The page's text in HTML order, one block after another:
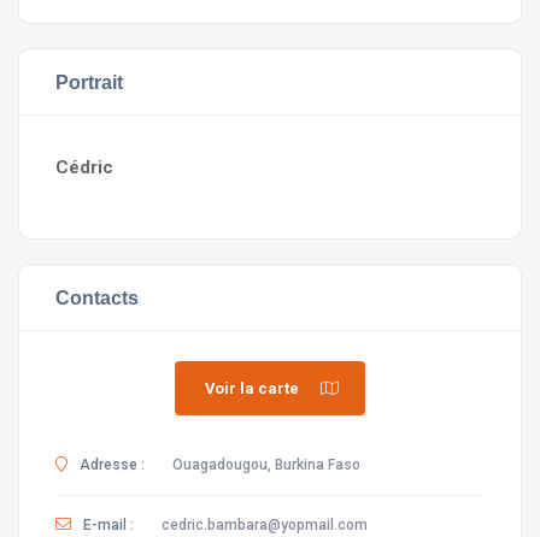
Portrait
Cédric
Contacts
Voir la carte
Adresse : Ouagadougou, Burkina Faso
E-mail : cedric.bambara@yopmail.com